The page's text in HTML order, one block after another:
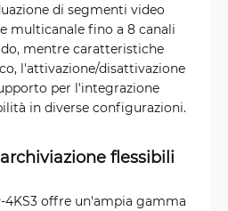
di segmenti video
multicanale fino a 8 canali
mentre caratteristiche
l'attivazione/disattivazione
per l'integrazione
in diverse configurazioni.
flessibili
4KS3 offre un'ampia gamma